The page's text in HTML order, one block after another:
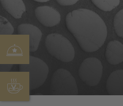
HOFSTUBE DEIMANN
CAFÉ SONNENHÖHE